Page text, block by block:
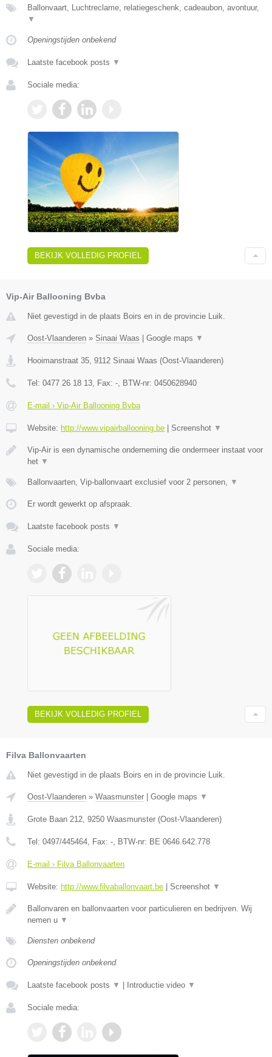
Ballonvaart, Luchtreclame, relatiegeschenk, cadeaubon, avontuur,
▼
Openingstijden onbekend
Laatste facebook posts ▼
Sociale media:
BEKIJK VOLLEDIG PROFIEL
Vip-Air Ballooning Bvba
Niet gevestigd in de plaats Boirs en in de provincie Luik.
Oost-Vlaanderen » Sinaai Waas | Google maps ▼
Hooimanstraat 35 9112 Sinaai Waas (Oost-Vlaanderen)
Tel: 0477 26 18 13 , Fax: - , BTW-nr: 0450628940
E-mail › Vip-Air Ballooning Bvba
Website: http://www.vipairballooning.be | Screenshot ▼
Vip-Air is een dynamische onderneming die ondermeer instaat voor
het ▼
Ballonvaarten, Vip-ballonvaart exclusief voor 2 personen, ▼
Er wordt gewerkt op afspraak.
Laatste facebook posts ▼
Sociale media:
BEKIJK VOLLEDIG PROFIEL
Filva Ballonvaarten
Niet gevestigd in de plaats Boirs en in de provincie Luik.
Oost-Vlaanderen » Waasmunster Google maps ▼
Grote Baan 212, 9250 Waasmunster (Oost-Vlaanderen)
Tel: 0497/445464, Fax: -, BTW-nr: BE 0646.642.778
E-mail › Filva Ballonvaarten
Website: http://www.filvaballonvaart.be Screenshot ▼
Ballonvaren en ballonvaarten voor particulieren en bedrijven. Wij
nemen u ▼
Diensten onbekend
Openingstijden onbekend
Laatste facebook posts ▼ Introductie video ▼
Sociale media: